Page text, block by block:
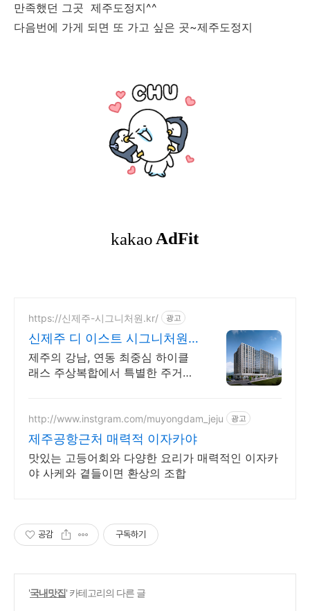
만족했던 그곳 제주도정지^^
다음번에 가게 되면 또 가고 싶은 곳~제주도정지
https://신제주-시그니처원.kr/ 광고
신제주 디 이스트 시그니처원
대표홈페이지
제주의 강남, 연동 최중심 하이클
래스 주상복합에서 특별한 주거서
http://www.instgram.com/muyongdam_jeju 광고
제주공항근처 매력적 이자카야
맛있는 고등어회와 다양한 요리가 매력적인 이자카
야 사케와 곁들이면 환상의 조합
공감 구독하기
'국내맛집' 카테고리의 다른 글